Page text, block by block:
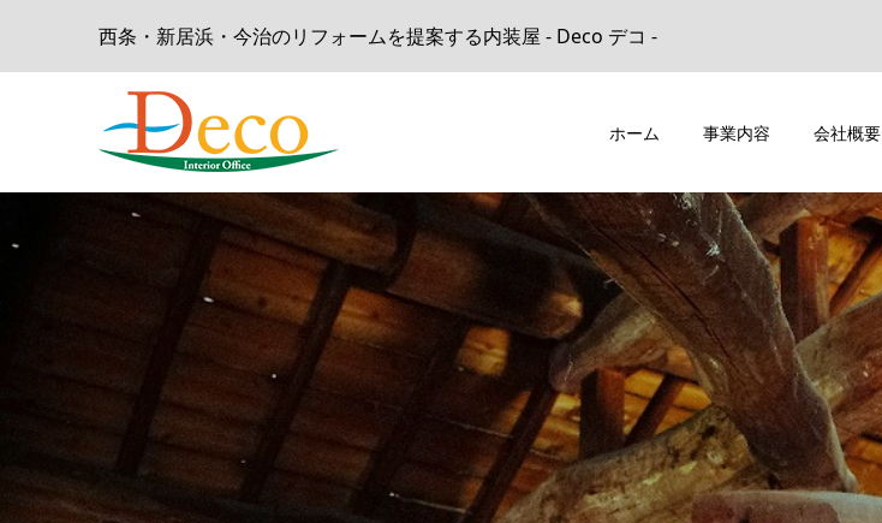
西条・新居浜・今治のリフォームを提案する内装屋 - Deco デコ -
ホーム 事業内容 会社概要